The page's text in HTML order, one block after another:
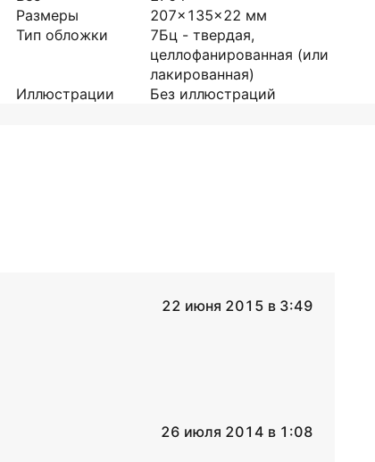
Размеры
207x135x22 мм
Тип обложки
7Бц - твердая,
целлофанированная (или
лакированная)
Иллюстрации
Без иллюстраций
22 июня 2015 в 3:49
26 июля 2014 в 1:08